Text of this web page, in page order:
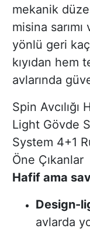
mekanik
misina sarımı
yönlü geri
kıyıdan hem
avlarında
Spin Avcılığı
Light Gövde
System 4+1
Öne Çıkanlar
Hafif ama
Design-
avlarda